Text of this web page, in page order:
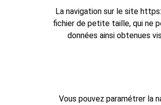
La navigation sur le site
fichier de petite taille, qui ne
données ainsi obtenues
Vous pouvez paramétrer la